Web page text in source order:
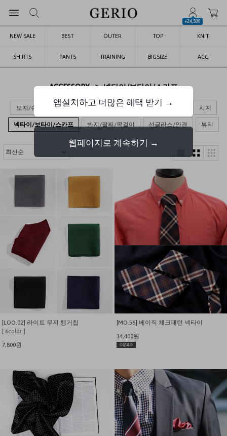
+24,500
NEW SALE BEST OUTER TOP KNIT
SHIRTS PANTS TRAINING BIGSIZE ACC
ACCESSORY > 넥타이/보타이/스카프
모자/슈즈 가방 장갑/목도리/양말 벨트/지갑/키링 시계
넥타이/보타이/스카프 반지/팔찌/목걸이 선글라스/안경 뷰티
[LOO.02] 라이트 무지 행거칩
[ 6color ]
7,800원
[MO.56] 베이직 체크패턴 넥타이
14,400원
앱설치하고 더많은 혜택 받기 →
웹페이지로 계속하기 →